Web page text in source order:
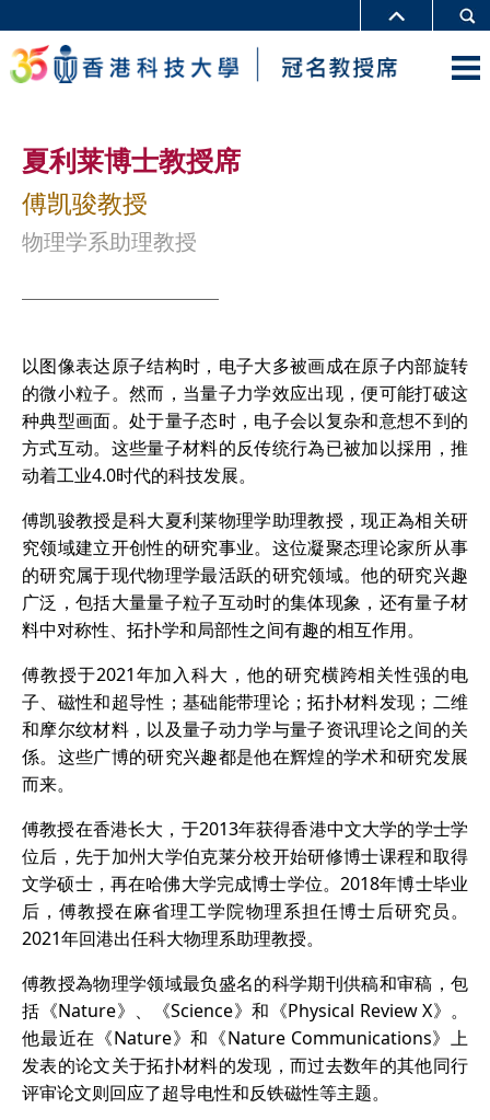
夏利莱博士教授席
傅凯骏教授
物理学系助理教授
以图像表达原子结构时，电子大多被画成在原子内部旋转
的微小粒子。然而，当量子力学效应出现，便可能打破这
种典型画面。处于量子态时，电子会以复杂和意想不到的
方式互动。这些量子材料的反传统行為已被加以採用，推
动着工业4.0时代的科技发展。
傅凯骏教授是科大夏利莱物理学助理教授，现正為相关研
究领域建立开创性的研究事业。这位凝聚态理论家所从事
的研究属于现代物理学最活跃的研究领域。他的研究兴趣
广泛，包括大量量子粒子互动时的集体现象，还有量子材
料中对称性、拓扑学和局部性之间有趣的相互作用。
傅教授于2021年加入科大，他的研究横跨相关性强的电
子、磁性和超导性；基础能带理论；拓扑材料发现；二维
和摩尔纹材料，以及量子动力学与量子资讯理论之间的关
係。这些广博的研究兴趣都是他在辉煌的学术和研究发展
而来。
傅教授在香港长大，于2013年获得香港中文大学的学士学
位后，先于加州大学伯克莱分校开始研修博士课程和取得
文学硕士，再在哈佛大学完成博士学位。2018年博士毕业
后，傅教授在麻省理工学院物理系担任博士后研究员。
2021年回港出任科大物理系助理教授。
傅教授為物理学领域最负盛名的科学期刊供稿和审稿，包
括《Nature》、《Science》和《Physical Review X》。
他最近在《Nature》和《Nature Communications》上
发表的论文关于拓扑材料的发现，而过去数年的其他同行
评审论文则回应了超导电性和反铁磁性等主题。